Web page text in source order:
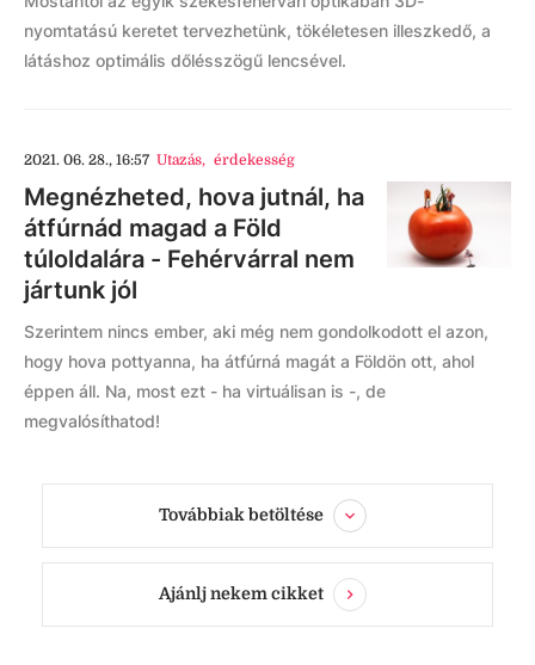
nyomtatású keretet tervezhetünk, tökéletesen illeszkedő, a
látáshoz optimális dőlésszögű lencsével.
2021. 06. 28., 16:57 Utazás, érdekesség
Megnézheted, hova jutnál, ha
átfúrnád magad a Föld
túloldalára - Fehérvárral nem
jártunk jól
Szerintem nincs ember, aki még nem gondolkodott el azon,
hogy hova pottyanna, ha átfúrná magát a Földön ott, ahol
éppen áll. Na, most ezt - ha virtuálisan is -, de
megvalósíthatod!
Továbbiak betöltése
Ajánlj nekem cikket